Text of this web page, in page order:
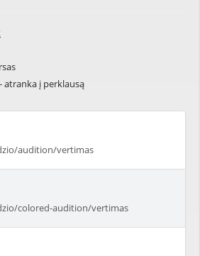
atranka į perklausą
audition/vertimas
colored-audition/vertimas